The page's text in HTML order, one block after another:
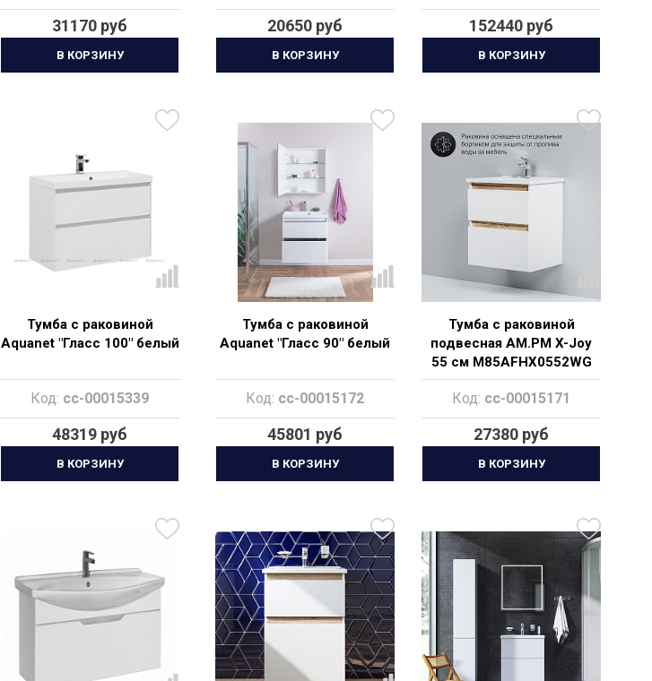
31170 руб
В КОРЗИНУ
20650 руб
В КОРЗИНУ
152440 руб
В КОРЗИНУ
Тумба с раковиной
Aquanet "Гласс 100" белый
Код: cc-00015339
48319 руб
В КОРЗИНУ
Тумба с раковиной
Aquanet "Гласс 90" белый
Код: cc-00015172
45801 руб
В КОРЗИНУ
Тумба с раковиной
подвесная AM.PM X-Joy
55 см M85AFHX0552WG
Код: cc-00015171
27380 руб
В КОРЗИНУ